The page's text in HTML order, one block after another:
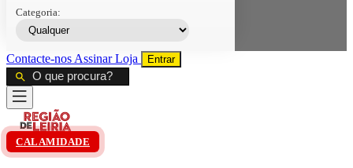
Categoria:
Contacte-nos AssinarLoja Entrar
CALAMIDADE